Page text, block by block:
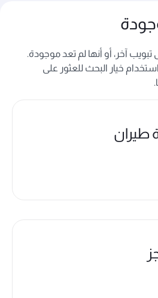
آخر، أو أنها لم تعد موجودة.
خيار البحث للعثور على
طيران